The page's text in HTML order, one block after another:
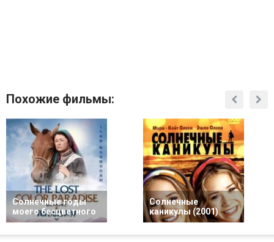
Похожие фильмы:
Солнечные годы
моего бесцветного
Солнечные
каникулы (2001)